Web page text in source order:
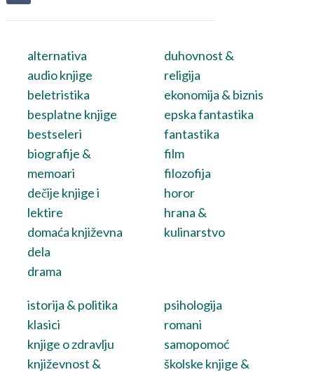
alternativa
audio knjige
beletristika
besplatne knjige
bestseleri
biografije &
memoari
dečije knjige i
lektire
domaća književna
dela
drama
duhovnost &
religija
ekonomija & biznis
epska fantastika
fantastika
film
filozofija
horor
hrana &
kulinarstvo
istorija & politika
klasici
knjige o zdravlju
književnost &
psihologija
romani
samopomoć
školske knjige &